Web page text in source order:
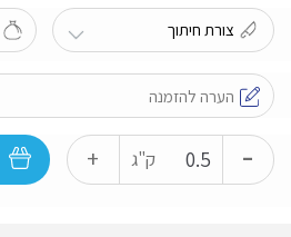
-
כמות
של
ק"ג +